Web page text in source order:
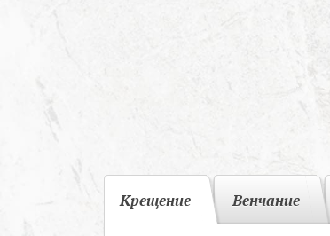
Крещение Венчание